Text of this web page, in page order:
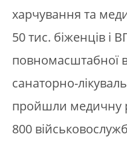
харчування та
50 тис. біженців і
повномасштабної
санаторно-
пройшли медичну
800